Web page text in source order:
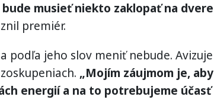
musieť niekto zaklopať na dvere
premiér.
podľa jeho slov meniť nebude. Avizuje
„Mojím záujmom je, aby
energií a na to potrebujeme účasť